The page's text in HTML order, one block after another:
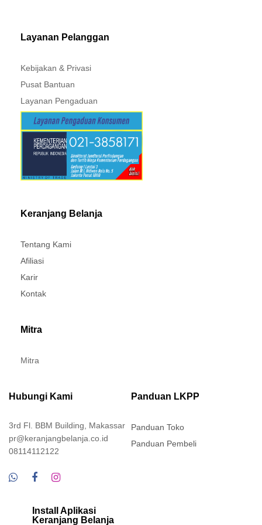
Layanan Pelanggan
Kebijakan & Privasi
Pusat Bantuan
Layanan Pengaduan
Keranjang Belanja
Tentang Kami
Afiliasi
Karir
Kontak
Mitra
Mitra
Hubungi Kami
3rd Fl. BBM Building, Makassar
pr@keranjangbelanja.co.id
08114112122
Panduan LKPP
Panduan Toko
Panduan Pembeli
Install Aplikasi
Keranjang Belanja